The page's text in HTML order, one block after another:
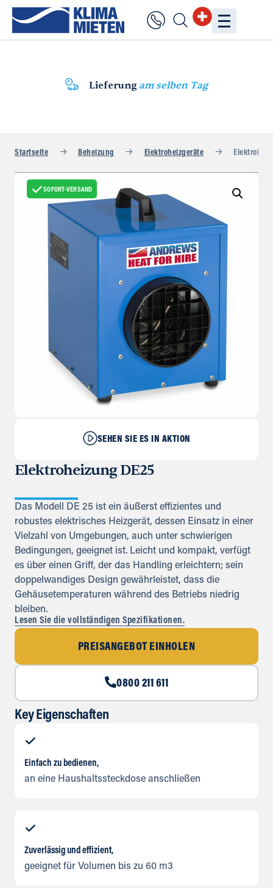
Lieferung am selben Tag
Startseite Beheizung Elektroheizgeräte
SOFORT-VERSAND
SEHEN SIE ES IN AKTION
Elektroheizung DE25
Das Modell DE 25 ist ein äußerst effizientes und
robustes elektrisches Heizgerät, dessen Einsatz in einer
Vielzahl von Umgebungen, auch unter schwierigen
Bedingungen, geeignet ist. Leicht und kompakt, verfügt
es über einen Griff, der das Handling erleichtern; sein
doppelwandiges Design gewährleistet, dass die
Gehäusetemperaturen während des Betriebs niedrig
bleiben.
Lesen Sie die vollständigen Spezifikationen.
PREISANGEBOT EINHOLEN
0800 211 611
Key Eigenschaften
Einfach zu bedienen,
an eine Haushaltssteckdose anschließen
Zuverlässig und effizient,
geeignet für Volumen bis zu 60 m3